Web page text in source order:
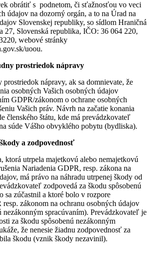
obrátiť s podnetom, či sťažnosťou vo veci
údajov na dozorný orgán, a to na Úrad na
Slovenskej republiky, so sídlom Hraničná
27, Slovenská republika, IČO: 36 064 220,
webové stránky
uoou.
prostriedok nápravy
prostriedok nápravy, ak sa domnievate, že
osobných Vašich osobných údajov
GDPR/zákonom o ochrane osobných
Vašich práv. Návrh na začatie konania
členského štátu, kde má prevádzkovateľ
súde Vášho obvyklého pobytu (bydliska).
a zodpovednosť
ktorá utrpela majetkovú alebo nemajetkovú
Nariadenia GDPR, resp. zákona na
má právo na náhradu utrpenej škody od
zodpovedá za škodu spôsobenú
sa zúčastnil a ktoré bolo v rozpore
zákonom na ochranu osobných údajov
nezákonným spracúvaním). Prevádzkovateľ je
za škodu spôsobenú nezákonným
že nenesie žiadnu zodpovednosť za
škodu (vznik škody nezavinil).